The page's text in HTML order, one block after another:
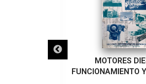
MOTORES
FUNCIONAMIENTO